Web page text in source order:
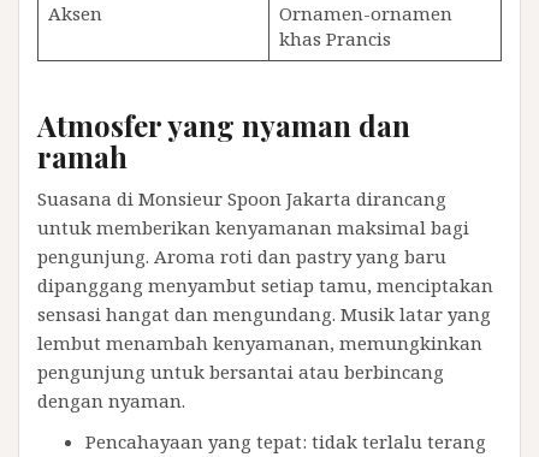
Aksen
Ornamen-ornamen
khas Prancis
Atmosfer yang nyaman dan
ramah
Suasana di Monsieur Spoon Jakarta dirancang
untuk memberikan kenyamanan maksimal bagi
pengunjung. Aroma roti dan pastry yang baru
dipanggang menyambut setiap tamu, menciptakan
sensasi hangat dan mengundang. Musik latar yang
lembut menambah kenyamanan, memungkinkan
pengunjung untuk bersantai atau berbincang
dengan nyaman.
Pencahayaan yang tepat: tidak terlalu terang